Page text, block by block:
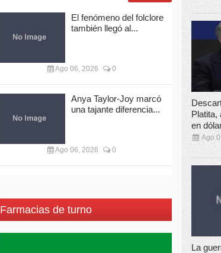
El fenómeno del folclore
también llegó al...
Ago 06, 2026 0
Anya Taylor-Joy marcó
una tajante diferencia...
Ago 06, 2026 0
Farmacias de turno
Platita,
en
Ago
La